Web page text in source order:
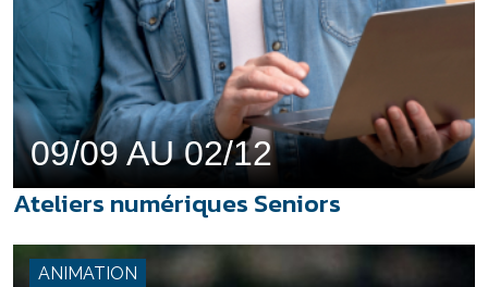
09/09 AU 02/12
Ateliers numériques Seniors
ANIMATION